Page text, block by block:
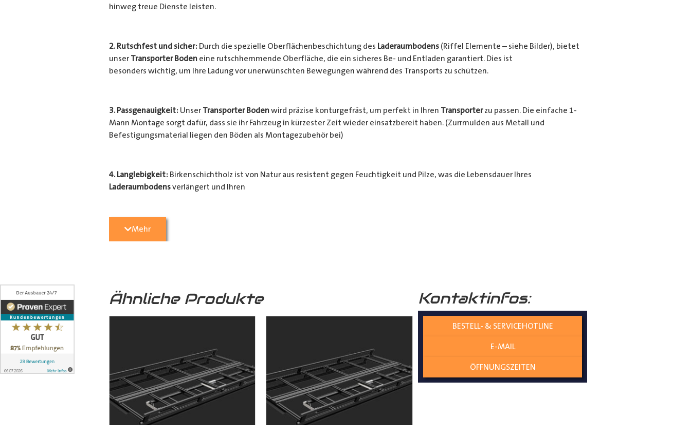
hinweg treue Dienste leisten.
2. Rutschfest und sicher: Durch die spezielle Oberflächenbeschichtung des Laderaumbodens(Riffel Elemente – siehe Bilder), bietet
unser Transporter Bodeneine rutschhemmende Oberfläche, die ein sicheres Be- und Entladen garantiert. Dies ist
besonders wichtig, um Ihre Ladung vor unerwünschten Bewegungen während des Transports zu schützen.
3. Passgenauigkeit: Unser Transporter Bodenwird präzise konturgefräst, um perfekt in Ihren Transporterzu passen. Die einfache 1-
Mann Montage sorgt dafür, dass sie ihr Fahrzeug in kürzester Zeit wieder einsatzbereit haben. (Zurrmulden aus Metall und
Befestigungsmaterial liegen den Böden als Montagezubehör bei)
4. Langlebigkeit: Birkenschichtholz ist von Natur aus resistent gegen Feuchtigkeit und Pilze, was die Lebensdauer Ihres
Laderaumbodensverlängert und Ihren
geschützt.
Das von uns verwendete Holz stammt aus nachhaltiger Forstwirtschaft, was nicht nur die Umwelt schützt,
7. Formschlüssige Verbindung:Die Wechselfalzverbindung ist so konstruiert, dass die einzelnen Holzplatten perfekt
ineinandergreifen und mittels Madenschrauben miteinander imLaderaumverschraubt werden. Dies gewährleistet eine
formschlüssige Verbindung, bei der die Platten präzise und ohne Spiel zusammenpassen und keine Übergangskanten entstehen
können, auch auf längere Zeit nicht. Dadurch gewährleisten wir, dass der Laderaumboden konturgenau und mit kaum Spiel zwischen
dem Boden und der seitlichen Karosserie gefertigt wird – kein Dreck und kein Rost!
Mehr
Ähnliche Produkte Kontaktinfos:
BESTELL- & SERVICEHOTLINE
E-MAIL
ÖFFNUNGSZEITEN